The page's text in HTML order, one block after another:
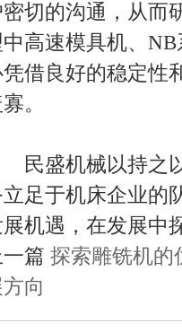
密切的沟通，从而
高速模具机、
借良好的稳定性
。
盛机械以持之以
足于机床企业的
机遇，在发展中
篇 探索雕铣机的
向